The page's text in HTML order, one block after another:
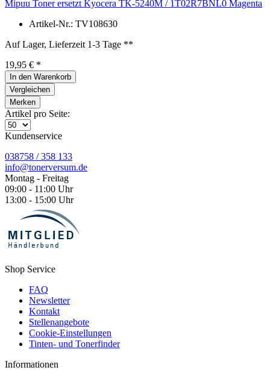
Mipuu Toner ersetzt Kyocera TK-5240M / 1T02R7BNL0 Magenta
Artikel-Nr.: TV108630
Auf Lager, Lieferzeit 1-3 Tage **
19,95 € *
In den Warenkorb
Vergleichen
Merken
Artikel pro Seite:
Kundenservice
038758 / 358 133
info@tonerversum.de
Montag - Freitag
09:00 - 11:00 Uhr
13:00 - 15:00 Uhr
Shop Service
FAQ
Newsletter
Kontakt
Stellenangebote
Cookie-Einstellungen
Tinten- und Tonerfinder
Informationen